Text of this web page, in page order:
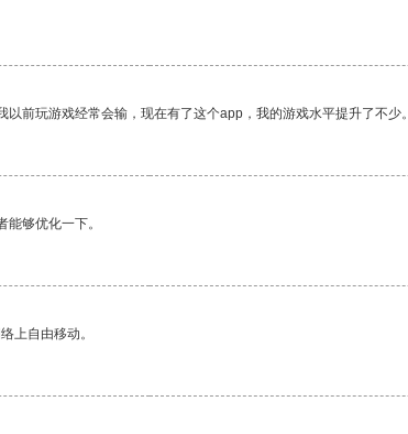
前玩游戏经常会输，现在有了这个app，我的游戏水平提升了不少。
够优化一下。
上自由移动。